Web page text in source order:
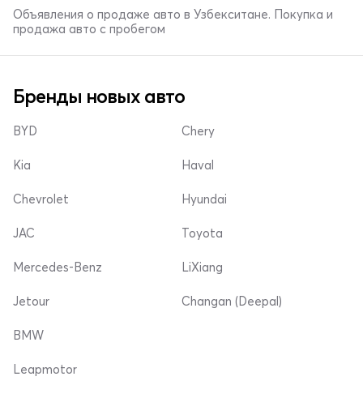
Объявления о продаже авто в Узбекситане. Покупка и
продажа авто с пробегом
Бренды новых авто
BYD
Kia
Chevrolet
Chery
Haval
Hyundai
JAC
Mercedes-Benz
Jetour
Toyota
LiXiang
Changan (Deepal)
BMW
Leapmotor